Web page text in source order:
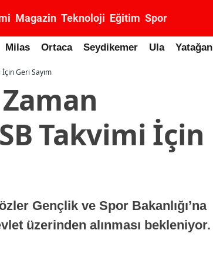
Magazin Teknoloji Eğitim Spor
Milas Ortaca Seydikemer Ula Yatağan
Geri Sayım
Takvimi İçin
Gençlik ve Spor Bakanlığı’na
üzerinden alınması bekleniyor.